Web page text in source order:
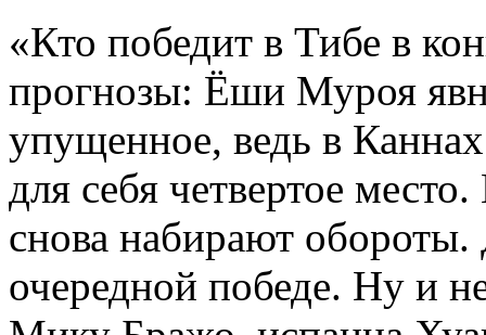
«Кто победит в Тибе в
прогнозы: Ёши Муроя
упущенное, ведь в
для себя четвертое
снова набирают обороты.
очередной победе. Ну и